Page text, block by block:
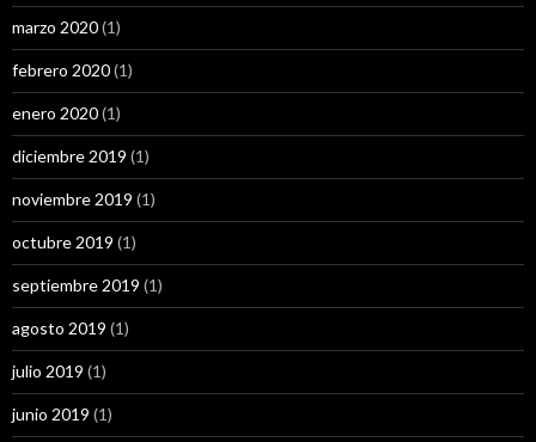
marzo 2020(1)
febrero 2020(1)
enero 2020(1)
diciembre 2019 (1)
noviembre 2019 (1)
octubre 2019 (1)
septiembre 2019 (1)
agosto 2019 (1)
julio 2019 (1)
junio 2019 (1)